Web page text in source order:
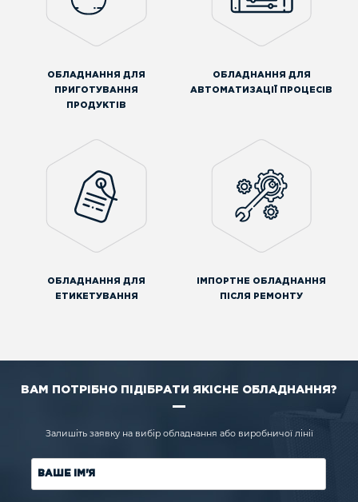
ОБЛАДНАННЯ ДЛЯ
ПРИГОТУВАННЯ
ПРОДУКТІВ
ОБЛАДНАННЯ ДЛЯ
АВТОМАТИЗАЦІЇ ПРОЦЕСІВ
ОБЛАДНАННЯ ДЛЯ
ЕТИКЕТУВАННЯ
ІМПОРТНЕ ОБЛАДНАННЯ
ПІСЛЯ РЕМОНТУ
ВАМ ПОТРІБНО ПІДІБРАТИ ЯКІСНЕ ОБЛАДНАННЯ?
Залишіть заявку на вибір обладнання або виробничої лінії
ВАШЕ ІМ'Я